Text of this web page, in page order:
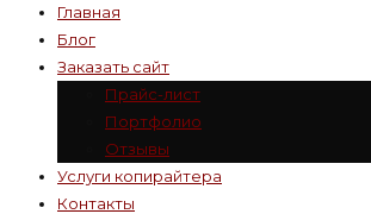
Главная
Блог
Заказать сайт
Прайс-лист
Портфолио
Отзывы
Услуги копирайтера
Контакты